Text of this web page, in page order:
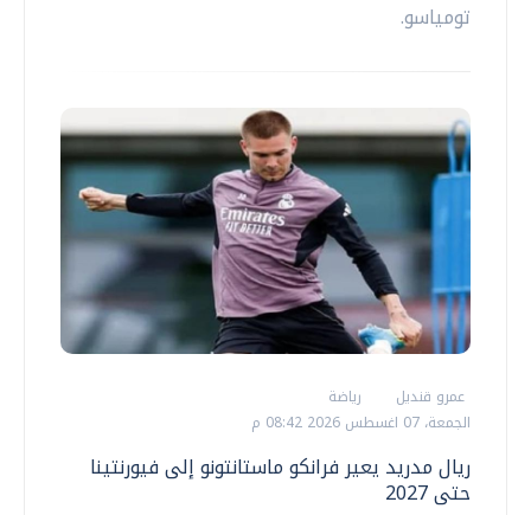
تومياسو.
عمرو قنديل
رياضة
الجمعة، 07 اغسطس 2026 08:42 م
ريال مدريد يعير فرانكو ماستانتونو إلى فيورنتينا
حتى 2027